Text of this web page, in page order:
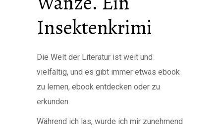
Insektenkrimi
Die Welt der Literatur ist weit und
vielfältig, und es gibt immer etwas ebook
zu lernen, ebook entdecken oder zu
erkunden.
Während ich las, wurde ich mir zunehmend